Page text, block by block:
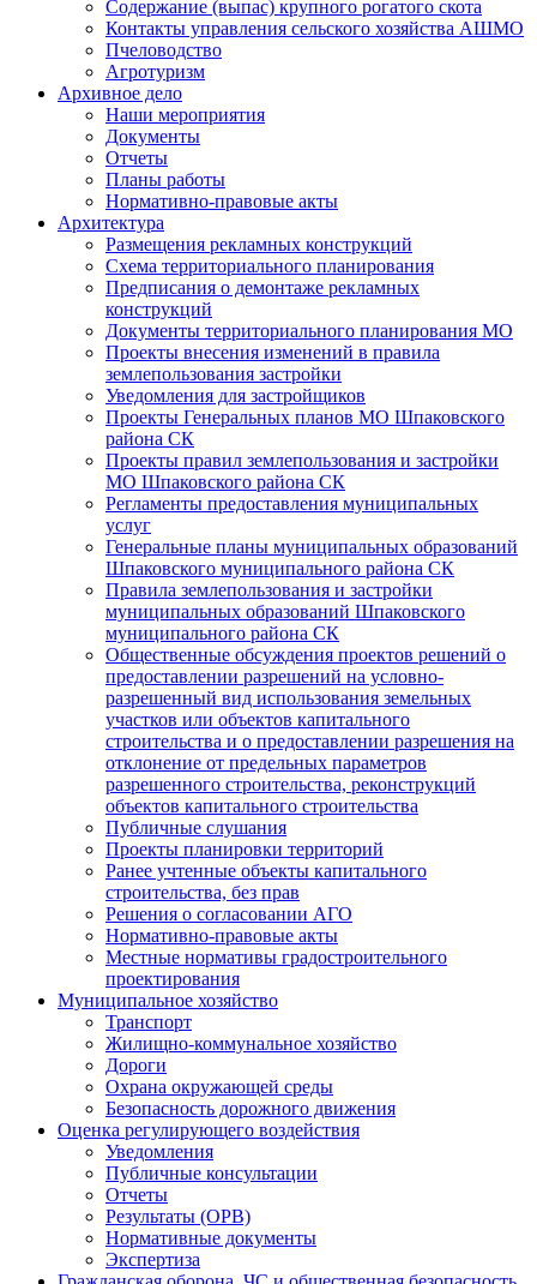
Содержание (выпас) крупного рогатого скота
Контакты управления сельского хозяйства АШМО
Пчеловодство
Агротуризм
Архивное дело
Наши мероприятия
Документы
Отчеты
Планы работы
Нормативно-правовые акты
Архитектура
Размещения рекламных конструкций
Схема территориального планирования
Предписания о демонтаже рекламных
конструкций
Документы территориального планирования МО
Проекты внесения изменений в правила
землепользования застройки
Уведомления для застройщиков
Проекты Генеральных планов МО Шпаковского
района СК
Проекты правил землепользования и застройки
МО Шпаковского района СК
Регламенты предоставления муниципальных
услуг
Генеральные планы муниципальных образований
Шпаковского муниципального района СК
Правила землепользования и застройки
муниципальных образований Шпаковского
муниципального района СК
Общественные обсуждения проектов решений о
предоставлении разрешений на условно-
разрешенный вид использования земельных
участков или объектов капитального
строительства и о предоставлении разрешения на
отклонение от предельных параметров
разрешенного строительства, реконструкций
объектов капитального строительства
Публичные слушания
Проекты планировки территорий
Ранее учтенные объекты капитального
строительства, без прав
Решения о согласовании АГО
Нормативно-правовые акты
Местные нормативы градостроительного
проектирования
Муниципальное хозяйство
Транспорт
Жилищно-коммунальное хозяйство
Дороги
Охрана окружающей среды
Безопасность дорожного движения
Оценка регулирующего воздействия
Уведомления
Публичные консультации
Отчеты
Результаты (ОРВ)
Нормативные документы
Экспертиза